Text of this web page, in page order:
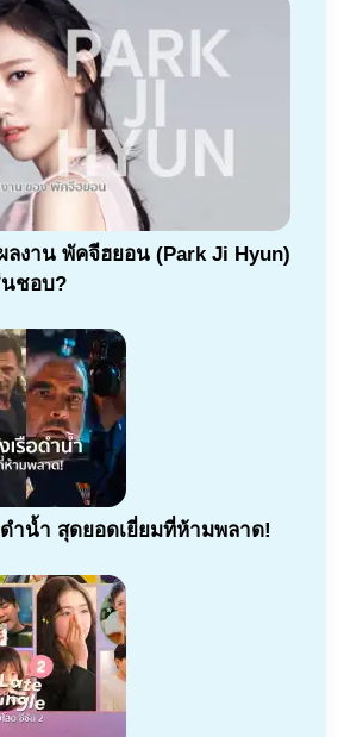
ลงาน พัคจีฮยอน (Park Ji Hyun)
ชอบ?
ดำน้ำ สุดยอดเยี่ยมที่ห้ามพลาด!